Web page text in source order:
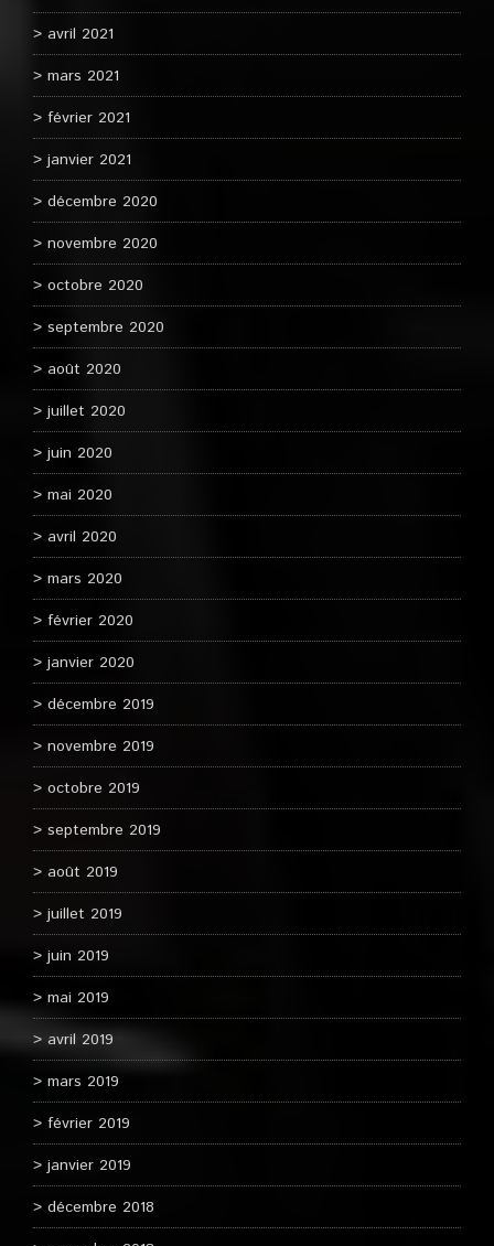
avril 2021
mars 2021
février 2021
janvier 2021
décembre 2020
novembre 2020
octobre 2020
septembre 2020
août 2020
juillet 2020
juin 2020
mai 2020
avril 2020
mars 2020
février 2020
janvier 2020
décembre 2019
novembre 2019
octobre 2019
septembre 2019
août 2019
juillet 2019
juin 2019
mai 2019
avril 2019
mars 2019
février 2019
janvier 2019
décembre 2018